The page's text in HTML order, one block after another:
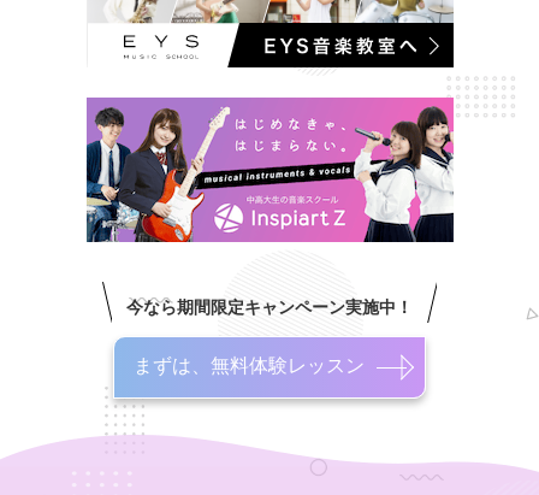
今なら期間限定キャンペーン実施中！
まずは、無料体験レッスン